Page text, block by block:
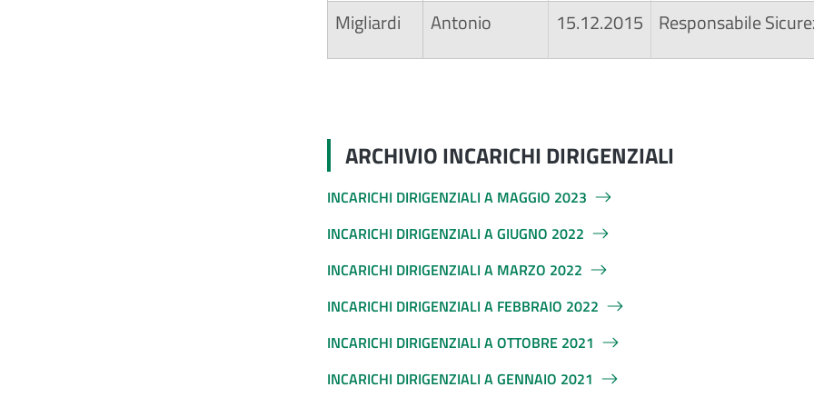
Migliardi Antonio 15.12.2015 Responsabile
ARCHIVIO INCARICHI DIRIGENZIALI
INCARICHI DIRIGENZIALI A MAGGIO 2023
INCARICHI DIRIGENZIALI A GIUGNO 2022
INCARICHI DIRIGENZIALI A MARZO 2022
INCARICHI DIRIGENZIALI A FEBBRAIO 2022
INCARICHI DIRIGENZIALI A OTTOBRE 2021
INCARICHI DIRIGENZIALI A GENNAIO 2021